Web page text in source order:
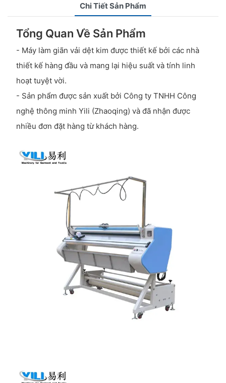
Chi Tiết Sản Phẩm
Tổng Quan Về Sản Phẩm
- Máy làm giãn vải dệt kim được thiết kế bởi các nhà
thiết kế hàng đầu và mang lại hiệu suất và tính linh
hoạt tuyệt vời.
- Sản phẩm được sản xuất bởi Công ty TNHH Công
nghệ thông minh Yili (Zhaoqing) và đã nhận được
nhiều đơn đặt hàng từ khách hàng.